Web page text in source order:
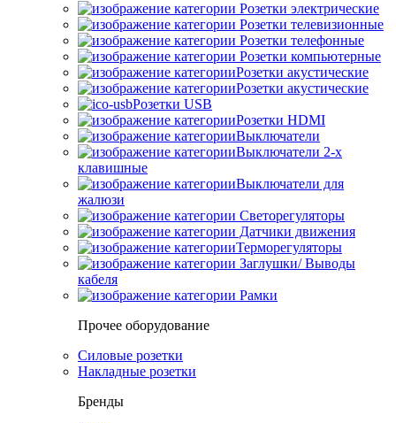
Розетки электрические
Розетки телевизионные
Розетки телефонные
Розетки компьютерные
Розетки акустические
Розетки акустические
Розетки USB
Розетки HDMI
Выключатели
Выключатели 2-х
клавишные
Выключатели для
жалюзи
Светорегуляторы
Датчики движения
Терморегуляторы
Заглушки/ Выводы
кабеля
Рамки
Прочее оборудование
Силовые розетки
Накладные розетки
Бренды